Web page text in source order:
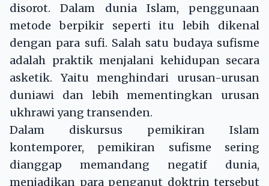
disorot. Dalam dunia Islam, penggunaan
metode berpikir seperti itu lebih dikenal
dengan para sufi. Salah satu budaya sufisme
adalah praktik menjalani kehidupan secara
asketik. Yaitu menghindari urusan-urusan
duniawi dan lebih mementingkan urusan
ukhrawi yang transenden.
Dalam diskursus pemikiran Islam
kontemporer, pemikiran sufisme sering
dianggap memandang negatif dunia,
menjadikan para penganut doktrin tersebut